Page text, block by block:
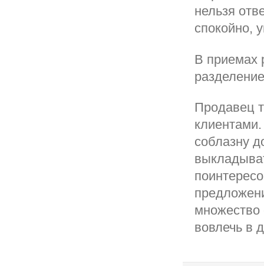
нельзя
спокойно,
В приемах
Продавец
соблазну
множество
вовлечь в